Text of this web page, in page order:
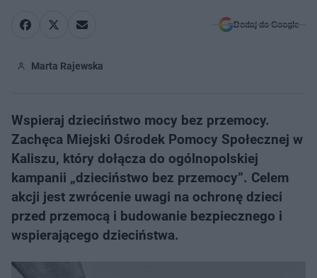
Dodaj do Google
Marta Rajewska
Wspieraj dzieciństwo mocy bez przemocy.
Zachęca Miejski Ośrodek Pomocy Społecznej w
Kaliszu, który dołącza do ogólnopolskiej
kampanii „dzieciństwo bez przemocy”. Celem
akcji jest zwrócenie uwagi na ochronę dzieci
przed przemocą i budowanie bezpiecznego i
wspierającego dzieciństwa.